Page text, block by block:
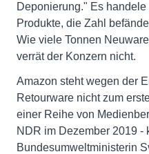
Deponierung." Es
Produkte, die Zahl
Wie viele Tonnen
verrät der Konzern nicht.
Amazon steht wegen der
Retourware nicht zum
einer Reihe von
NDR im Dezember 2019 -
Bundesumweltministerin